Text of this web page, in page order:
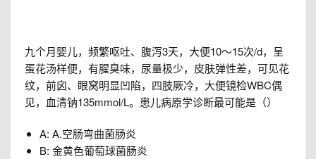
九个月婴儿，频繁呕吐、腹泻3天，大便10～15次/d，呈
蛋花汤样便，有腥臭味，尿量极少，皮肤弹性差，可见花
纹，前囟、眼窝明显凹陷，四肢厥冷，大便镜检WBC偶
见，血清钠135mmol/L。患儿病原学诊断最可能是（）
A: A.空肠弯曲菌肠炎
B: 金黄色葡萄球菌肠炎